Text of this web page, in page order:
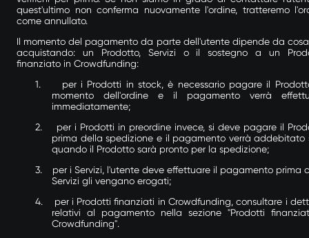
quest'ultimo non conferma nuovamente l'ordine, tratteremo
come annullato.
Il momento del pagamento da parte dell'utente dipende da
acquistando: un Prodotto, Servizi o il sostegno a un
finanziato in Crowdfunding:
1.
per i Prodotti in stock, è necessario pagare il
momento dell'ordine e il pagamento verrà
immediatamente;
2.
per i Prodotti in preordine invece,si deve pagare il
prima della spedizione e il pagamento verrà addebitato
quando il Prodotto sarà pronto per la spedizione;
3.
per i Servizi, l'utente deve effettuare il pagamento prima
Servizi gli vengano erogati;
4.
per i Prodotti finanziati in Crowdfunding, consultare i
relativi al pagamento nella sezione "Prodotti
Crowdfunding".